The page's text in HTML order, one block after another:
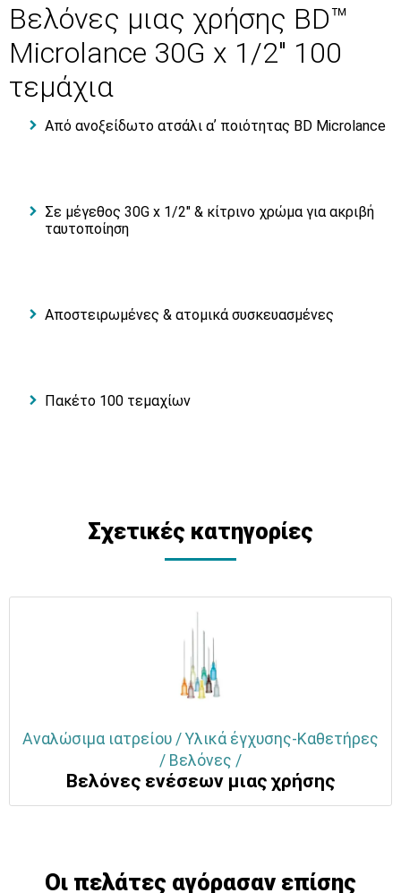
Βελόνες μιας χρήσης BD™
Microlance 30G x 1/2" 100
τεμάχια
Από ανοξείδωτο ατσάλι αʼ ποιότητας BD Microlance
Σε μέγεθος 30G x 1/2" & κίτρινο χρώμα για ακριβή
ταυτοποίηση
Αποστειρωμένες & ατομικά συσκευασμένες
Πακέτο 100 τεμαχίων
Σχετικές κατηγορίες
Αναλώσιμα ιατρείου / Υλικά έγχυσης-Καθετήρες
/ Βελόνες /
Βελόνες ενέσεων μιας χρήσης
Οι πελάτες αγόρασαν επίσης